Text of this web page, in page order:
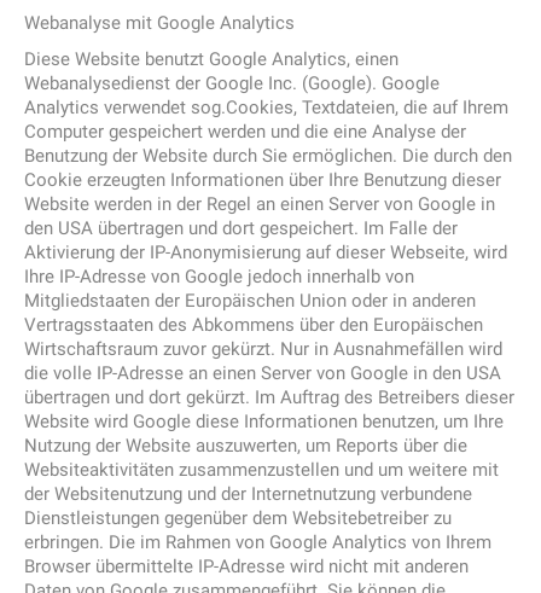
Webanalyse mit Google Analytics
Diese Website benutzt Google Analytics, einen
Webanalysedienst der Google Inc. (Google). Google
Analytics verwendet sog.Cookies, Textdateien, die auf Ihrem
Computer gespeichert werden und die eine Analyse der
Benutzung der Website durch Sie ermöglichen. Die durch den
Cookie erzeugten Informationen über Ihre Benutzung dieser
Website werden in der Regel an einen Server von Google in
den USA übertragen und dort gespeichert. Im Falle der
Aktivierung der IP-Anonymisierung auf dieser Webseite, wird
Ihre IP-Adresse von Google jedoch innerhalb von
Mitgliedstaaten der Europäischen Union oder in anderen
Vertragsstaaten des Abkommens über den Europäischen
Wirtschaftsraum zuvor gekürzt. Nur in Ausnahmefällen wird
die volle IP-Adresse an einen Server von Google in den USA
übertragen und dort gekürzt. Im Auftrag des Betreibers dieser
Website wird Google diese Informationen benutzen, um Ihre
Nutzung der Website auszuwerten, um Reports über die
Websiteaktivitäten zusammenzustellen und um weitere mit
der Websitenutzung und der Internetnutzung verbundene
Dienstleistungen gegenüber dem Websitebetreiber zu
erbringen. Die im Rahmen von Google Analytics von Ihrem
Browser übermittelte IP-Adresse wird nicht mit anderen